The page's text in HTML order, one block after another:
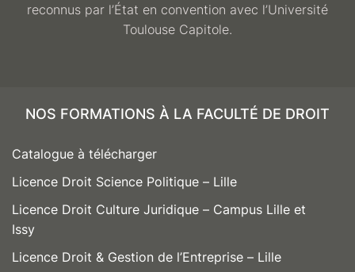
reconnus par l’État en convention avec l’Université
Toulouse Capitole.
NOS FORMATIONS À LA FACULTÉ DE DROIT
Catalogue à télécharger
Licence Droit Science Politique – Lille
Licence Droit Culture Juridique – Campus Lille et
Issy
Licence Droit & Gestion de l’Entreprise – Lille